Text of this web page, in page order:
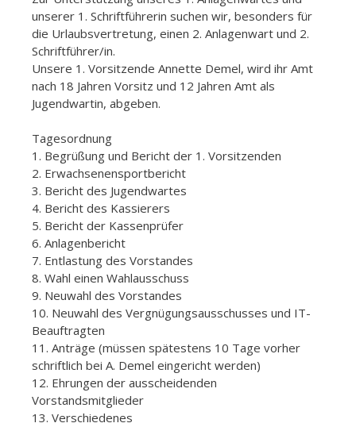
unserer 1. Schriftführerin suchen wir, besonders für
die Urlaubsvertretung, einen 2. Anlagenwart und 2.
Schriftführer/in.
Unsere 1. Vorsitzende Annette Demel, wird ihr Amt
nach 18 Jahren Vorsitz und 12 Jahren Amt als
Jugendwartin, abgeben.
Tagesordnung
1. Begrüßung und Bericht der 1. Vorsitzenden
2. Erwachsenensportbericht
3. Bericht des Jugendwartes
4. Bericht des Kassierers
5. Bericht der Kassenprüfer
6. Anlagenbericht
7. Entlastung des Vorstandes
8. Wahl einen Wahlausschuss
9. Neuwahl des Vorstandes
10. Neuwahl des Vergnügungsausschusses und IT-
Beauftragten
11. Anträge (müssen spätestens 10 Tage vorher
schriftlich bei A. Demel eingericht werden)
12. Ehrungen der ausscheidenden
Vorstandsmitglieder
13. Verschiedenes